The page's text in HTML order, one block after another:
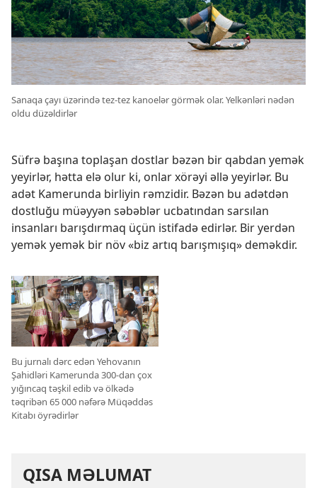
Sanaqa çayı üzərində tez-tez kanoelər görmək olar. Yelkənləri nədən
oldu düzəldirlər
Süfrə başına toplaşan dostlar bəzən bir qabdan yemək
yeyirlər, hətta elə olur ki, onlar xörəyi əllə yeyirlər. Bu
adət Kamerunda birliyin rəmzidir. Bəzən bu adətdən
dostluğu müəyyən səbəblər ucbatından sarsılan
insanları barışdırmaq üçün istifadə edirlər. Bir yerdən
yemək yemək bir növ «biz artıq barışmışıq» deməkdir.
Bu jurnalı dərc edən Yehovanın
Şahidləri Kamerunda 300-dan çox
yığıncaq təşkil edib və ölkədə
təqribən 65 000 nəfərə Müqəddəs
Kitabı öyrədirlər
QISA MƏLUMAT